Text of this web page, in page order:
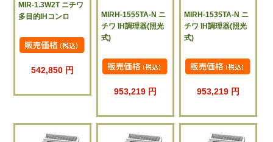
MIR-1.3W2T ニチワ
多目的IHコンロ
542,850 円
MIRH-1555TA-N ニ
チワ IH調理器(照光
式)
953,219 円
MIRH-1535TA-N ニ
チワ IH調理器(照光
式)
953,219 円